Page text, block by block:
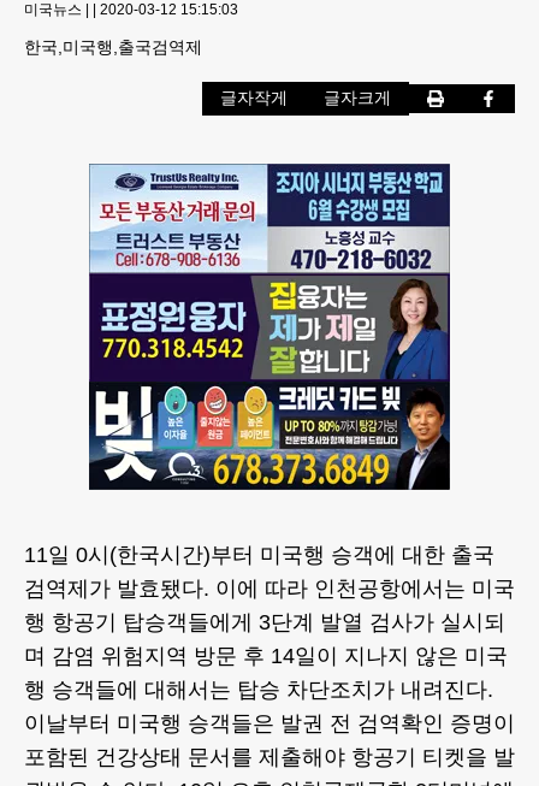
미국뉴스 | | 2020-03-12 15:15:03
한국,미국행,출국검역제
글자작게 글자크게
11일 0시(한국시간)부터 미국행 승객에 대한 출국
검역제가 발효됐다. 이에 따라 인천공항에서는 미국
행 항공기 탑승객들에게 3단계 발열 검사가 실시되
며 감염 위험지역 방문 후 14일이 지나지 않은 미국
행 승객들에 대해서는 탑승 차단조치가 내려진다.
이날부터 미국행 승객들은 발권 전 검역확인 증명이
포함된 건강상태 문서를 제출해야 항공기 티켓을 발